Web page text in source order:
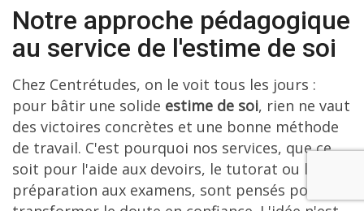
Notre approche pédagogique
au service de l'estime de soi
Chez Centrétudes, on le voit tous les jours :
pour bâtir une solide estime de soi, rien ne vaut
des victoires concrètes et une bonne méthode
de travail. C'est pourquoi nos services, que ce
soit pour l'aide aux devoirs, le tutorat ou la
préparation aux examens, sont pensés pour